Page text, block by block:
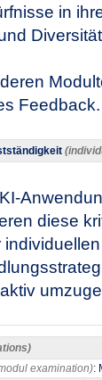
in
Feedback.
diese
examination):